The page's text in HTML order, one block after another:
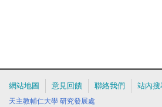
網站地圖 意見回饋 聯絡我們 站內搜
天主教輔仁大學 研究發展處